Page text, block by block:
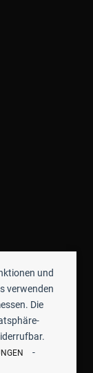
und
verwenden
Die
-